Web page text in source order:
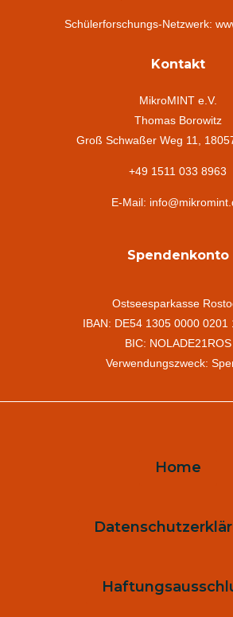
Schülerforschungs-Netzwerk:
Kontakt
MikroMINT e.V.
Thomas Borowitz
Groß Schwaßer Weg 11,
+49 1511 033 8963
E-Mail:
Spendenkonto
Ostseesparkasse
IBAN: DE54 1305 0000 0201
BIC: NOLADE21ROS
Verwendungszweck:
Home